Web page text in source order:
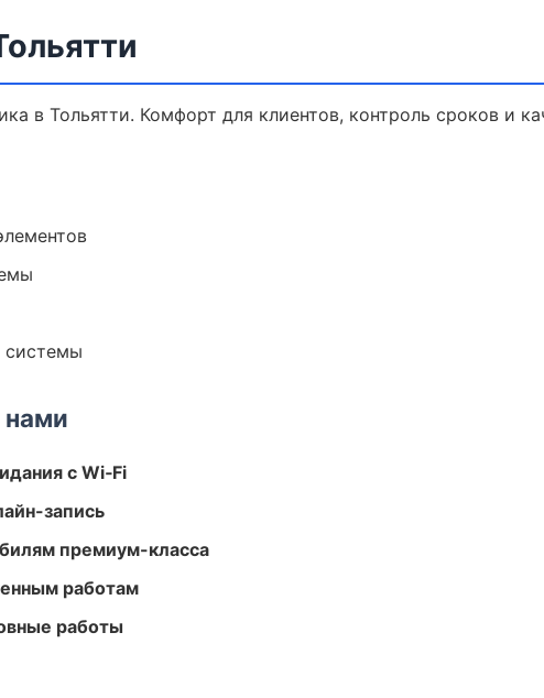
в Тольятти. Комфорт для клиентов, контроль сроков и
системы
с Wi‑Fi
запись
премиум-класса
работам
работы